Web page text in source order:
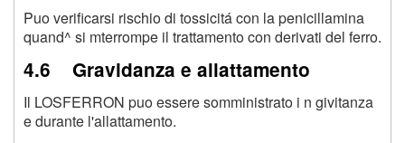
Puo verificarsi rischio di tossicitá con la penicillamina
quand^ si mterrompe il trattamento con derivati del ferro.
4.6 Gravidanza e allattamento
Il LOSFERRON puo essere somministrato i n givitanza
e durante l'allattamento.